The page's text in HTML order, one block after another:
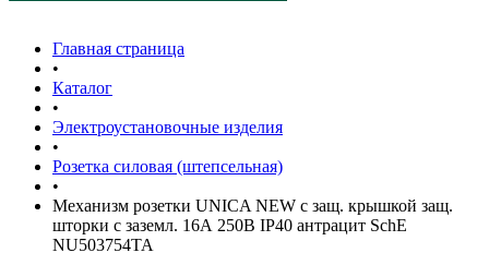
Главная страница
•
Каталог
•
Электроустановочные изделия
•
Розетка силовая (штепсельная)
•
Механизм розетки UNICA NEW с защ. крышкой защ.
шторки с заземл. 16А 250В IP40 антрацит SchE
NU503754TA